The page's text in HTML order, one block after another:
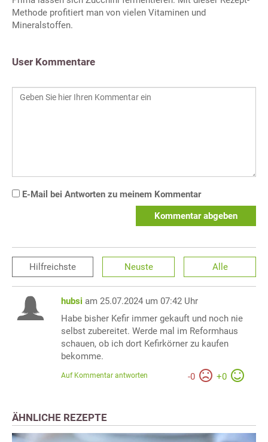
Methode profitiert man von vielen Vitaminen und
Mineralstoffen.
User Kommentare
E-Mail bei Antworten zu meinem Kommentar
Kommentar abgeben
Hilfreichste Neuste Alle
hubsi am 25.07.2024 um 07:42 Uhr
Habe bisher Kefir immer gekauft und noch nie
selbst zubereitet. Werde mal im Reformhaus
schauen, ob ich dort Kefirkörner zu kaufen
bekomme.
-0 +0
Auf Kommentar antworten
ÄHNLICHE REZEPTE